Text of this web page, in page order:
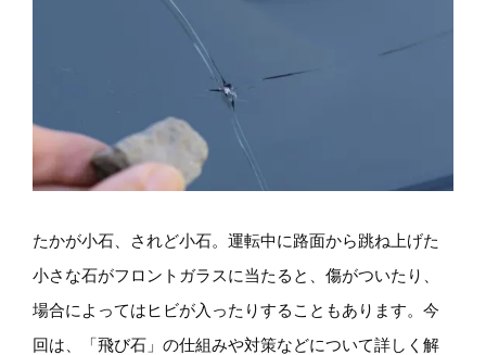
たかが小石、されど小石。運転中に路面から跳ね上げた
小さな石がフロントガラスに当たると、傷がついたり、
場合によってはヒビが入ったりすることもあります。今
回は、「飛び石」の仕組みや対策などについて詳しく解